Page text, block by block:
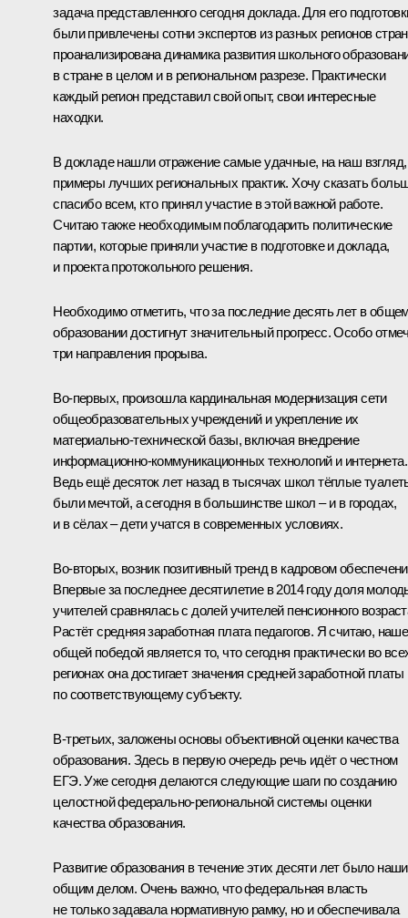
задача представленного сегодня доклада. Для его
были привлечены сотни экспертов из разных регионов
проанализирована динамика развития школьного
в стране в целом и в региональном разрезе. Практически
каждый регион представил свой опыт, свои интересные
находки.
В докладе нашли отражение самые удачные, на наш взгляд,
примеры лучших региональных практик. Хочу сказать
спасибо всем, кто принял участие в этой важной работе.
Считаю также необходимым поблагодарить политические
партии, которые приняли участие в подготовке и доклада,
и проекта протокольного решения.
Необходимо отметить, что за последние десять лет в
образовании достигнут значительный прогресс. Особо
три направления прорыва.
Во‑первых, произошла кардинальная модернизация сети
общеобразовательных учреждений и укрепление их
материально-технической базы, включая внедрение
информационно-коммуникационных технологий и интернета.
Ведь ещё десяток лет назад в тысячах школ тёплые
были мечтой, а сегодня в большинстве школ – и в городах,
и в сёлах – дети учатся в современных условиях.
Во‑вторых, возник позитивный тренд в кадровом
Впервые за последнее десятилетие в 2014 году доля
учителей сравнялась с долей учителей пенсионного
Растёт средняя заработная плата педагогов. Я считаю,
общей победой является то, что сегодня практически во
регионах она достигает значения средней заработной платы
по соответствующему субъекту.
В‑третьих, заложены основы объективной оценки качества
образования. Здесь в первую очередь речь идёт о честном
ЕГЭ. Уже сегодня делаются следующие шаги по созданию
целостной федерально-региональной системы оценки
качества образования.
Развитие образования в течение этих десяти лет было
общим делом. Очень важно, что федеральная власть
не только задавала нормативную рамку, но и обеспечивала